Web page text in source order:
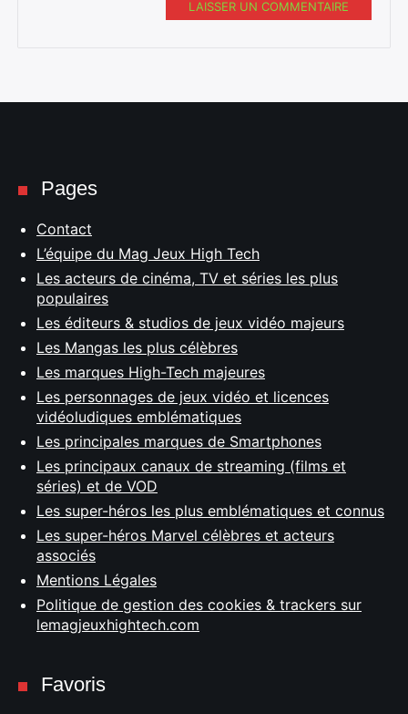
LAISSER UN COMMENTAIRE
Pages
Contact
L’équipe du Mag Jeux High Tech
Les acteurs de cinéma, TV et séries les plus
populaires
Les éditeurs & studios de jeux vidéo majeurs
Les Mangas les plus célèbres
Les marques High-Tech majeures
Les personnages de jeux vidéo et licences
vidéoludiques emblématiques
Les principales marques de Smartphones
Les principaux canaux de streaming (films et
séries) et de VOD
Les super-héros les plus emblématiques et connus
Les super-héros Marvel célèbres et acteurs
associés
Mentions Légales
Politique de gestion des cookies & trackers sur
lemagjeuxhightech.com
Favoris